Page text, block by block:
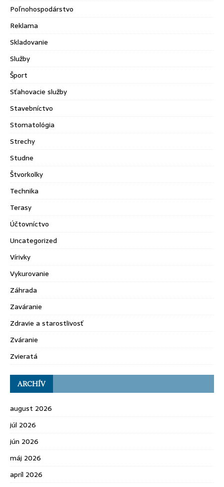
Poľnohospodárstvo
Reklama
Skladovanie
Služby
Šport
Sťahovacie služby
Stavebníctvo
Stomatológia
Strechy
Studne
Štvorkolky
Technika
Terasy
Účtovníctvo
Uncategorized
Vírivky
Vykurovanie
Záhrada
Zaváranie
Zdravie a starostlivosť
Zváranie
Zvieratá
ARCHÍV
august 2026
júl 2026
jún 2026
máj 2026
apríl 2026